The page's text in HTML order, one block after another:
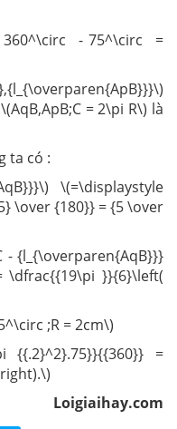
360^\circ - 75^\circ =
= 2\pi R\) là
ta có :
\(=\displaystyle
\over {180}} = {5 \over
{l_{\overparen{AqB}}}
}}{6}\left(
;R = 2cm\)
{{.2}^2}.75}}{{360}} =
Loigiaihay.com